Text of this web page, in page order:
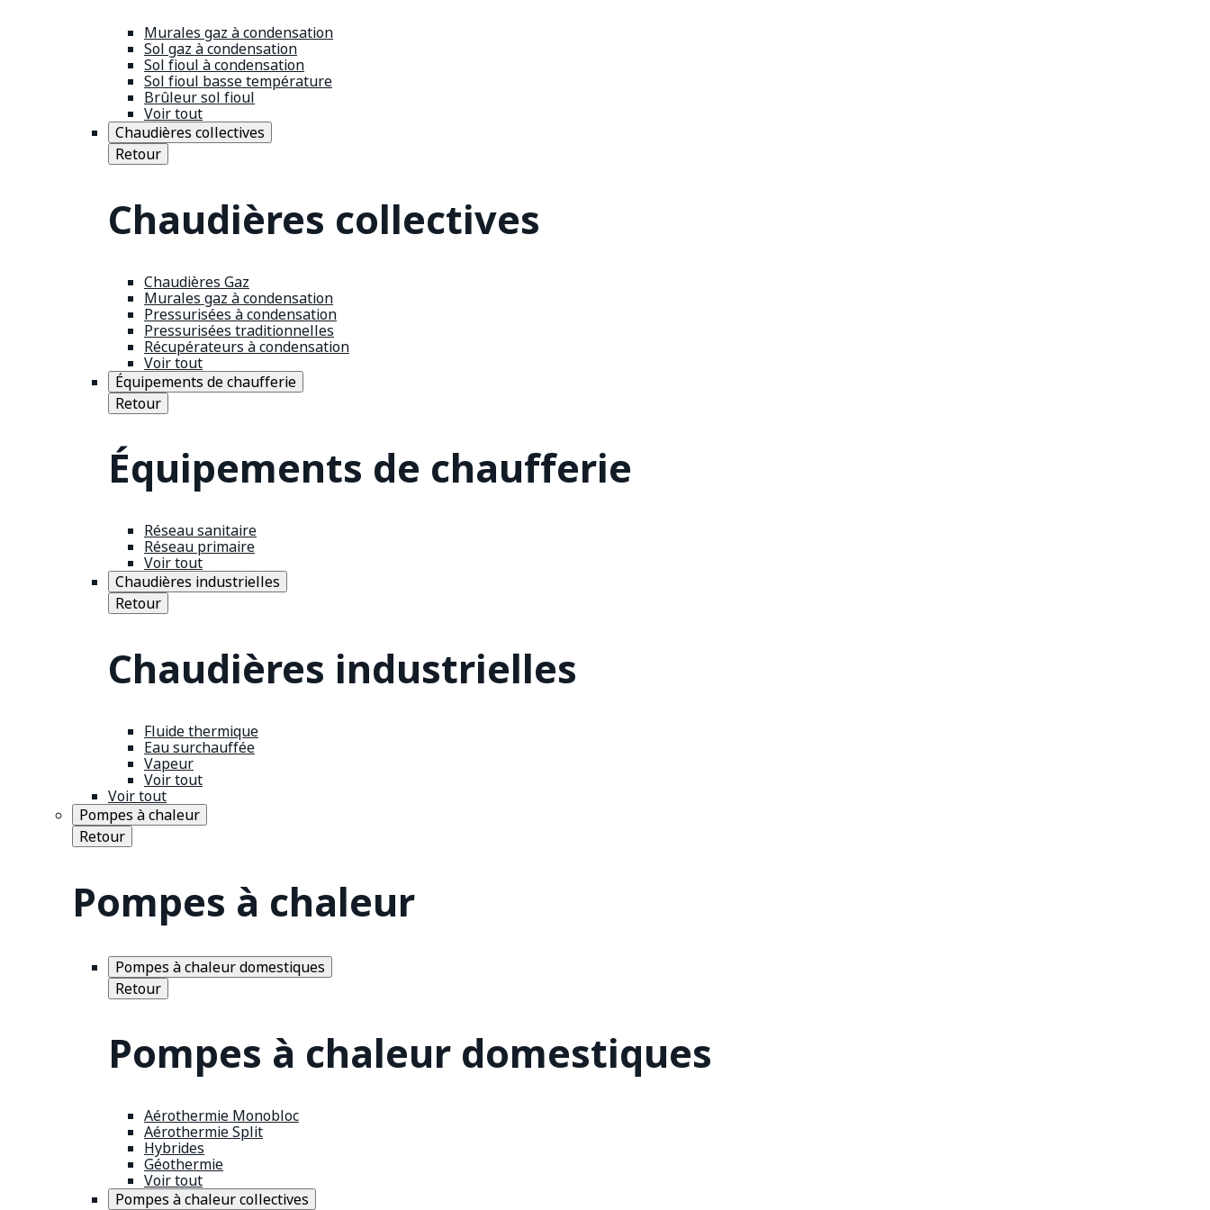
Murales gaz à condensation
Sol gaz à condensation
Sol fioul à condensation
Sol fioul basse température
Brûleur sol fioul
Voir tout
Chaudières collectives
Retour
Chaudières collectives
Chaudières Gaz
Murales gaz à condensation
Pressurisées à condensation
Pressurisées traditionnelles
Récupérateurs à condensation
Voir tout
Équipements de chaufferie
Retour
Équipements de chaufferie
Réseau sanitaire
Réseau primaire
Voir tout
Chaudières industrielles
Retour
Chaudières industrielles
Fluide thermique
Eau surchauffée
Vapeur
Voir tout
Voir tout
Pompes à chaleur
Retour
Pompes à chaleur
Pompes à chaleur domestiques
Retour
Pompes à chaleur domestiques
Aérothermie Monobloc
Aérothermie Split
Hybrides
Géothermie
Voir tout
Pompes à chaleur collectives